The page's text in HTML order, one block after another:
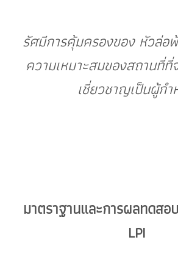
รัศมีการคุ้มครองของ หัวล่อ
ความเหมาะสมของสถานที่
เชี่ยวชาญเป็นผู้ก
มาตราฐานและการผลทดส
LPI